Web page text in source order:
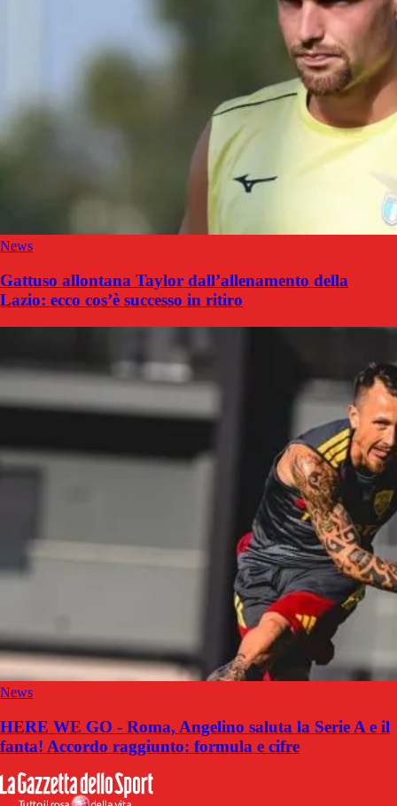
News
Gattuso allontana Taylor dall’allenamento della
Lazio: ecco cos’è successo in ritiro
News
HERE WE GO - Roma, Angelino saluta la Serie A e il
fanta! Accordo raggiunto: formula e cifre